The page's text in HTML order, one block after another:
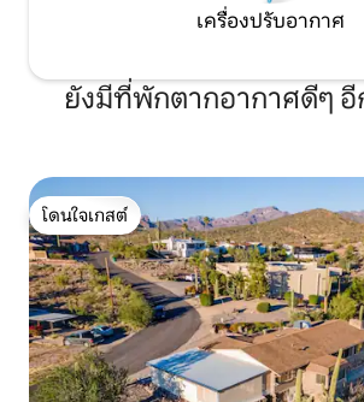
เครื่องปรับอากาศ
ยังมีที่พักตากอากาศดีๆ อี
โดนใจเกสต์
โดนใจเกสต์